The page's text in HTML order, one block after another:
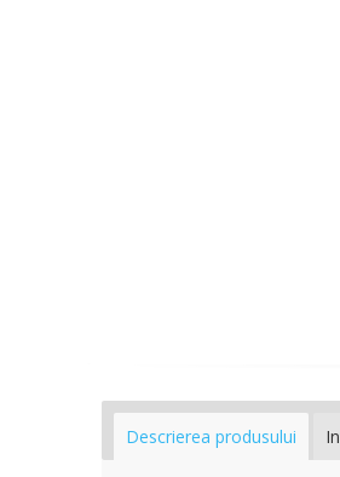
Descrierea produsului